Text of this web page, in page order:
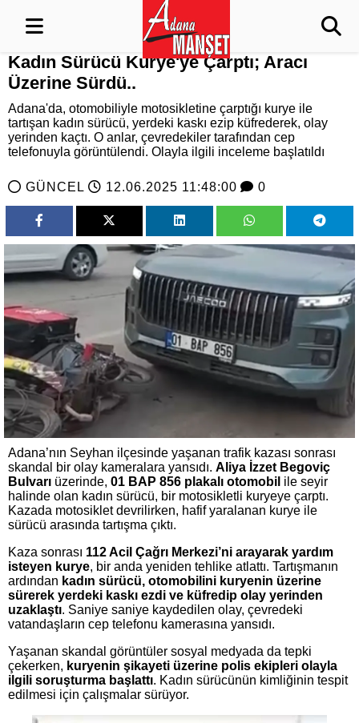
Kadın Sürücü Kurye'ye Çarptı; Aracı
Üzerine Sürdü..
Adana'da, otomobiliyle motosikletine çarptığı kurye ile
tartışan kadın sürücü, yerdeki kaskı ezip küfrederek, olay
yerinden kaçtı. O anlar, çevredekiler tarafından cep
telefonuyla görüntülendi. Olayla ilgili inceleme başlatıldı
GÜNCEL 12.06.2025 11:48:00 0
Adana’nın Seyhan ilçesinde yaşanan trafik kazası sonrası
skandal bir olay kameralara yansıdı. Aliya İzzet Begoviç
Bulvarı üzerinde, 01 BAP 856 plakalı otomobil ile seyir
halinde olan kadın sürücü, bir motosikletli kuryeye çarptı.
Kazada motosiklet devrilirken, hafif yaralanan kurye ile
sürücü arasında tartışma çıktı.
Kaza sonrası 112 Acil Çağrı Merkezi’ni arayarak yardım
isteyen kurye, bir anda yeniden tehlike atlattı. Tartışmanın
ardından kadın sürücü, otomobilini kuryenin üzerine
sürerek yerdeki kaskı ezdi ve küfredip olay yerinden
uzaklaştı. Saniye saniye kaydedilen olay, çevredeki
vatandaşların cep telefonu kamerasına yansıdı.
Yaşanan skandal görüntüler sosyal medyada da tepki
çekerken, kuryenin şikayeti üzerine polis ekipleri olayla
ilgili soruşturma başlattı. Kadın sürücünün kimliğinin tespit
edilmesi için çalışmalar sürüyor.